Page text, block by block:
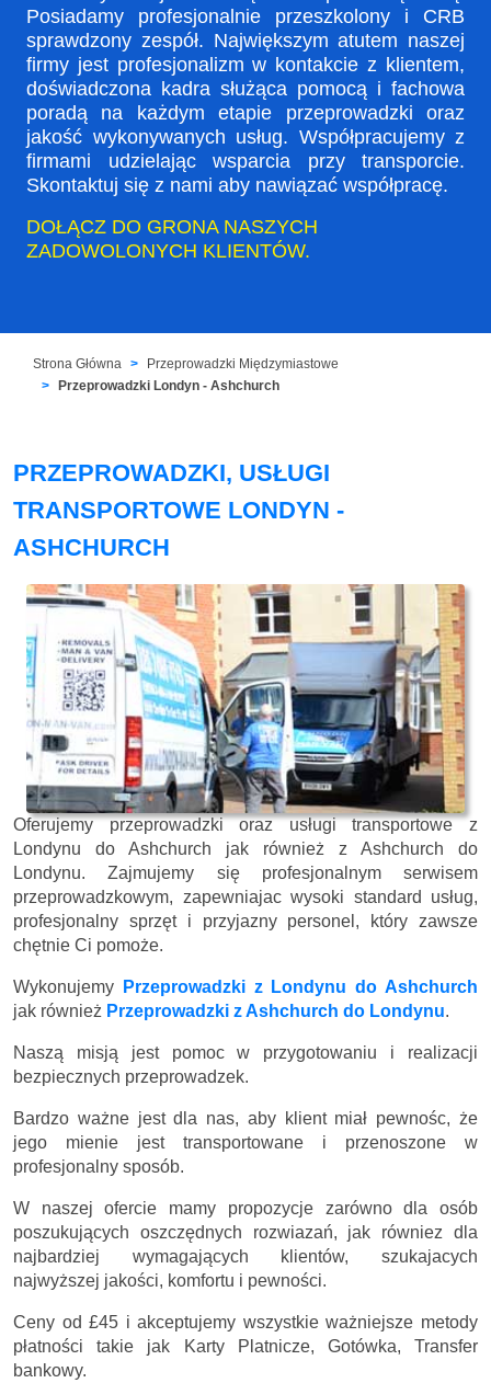
Posiadamy profesjonalnie przeszkolony i CRB
sprawdzony zespół. Największym atutem naszej
firmy jest profesjonalizm w kontakcie z klientem,
doświadczona kadra służąca pomocą i fachowa
poradą na każdym etapie przeprowadzki oraz
jakość wykonywanych usług. Współpracujemy z
firmami udzielając wsparcia przy transporcie.
Skontaktuj się z nami aby nawiązać współpracę.
DOŁĄCZ DO GRONA NASZYCH
ZADOWOLONYCH KLIENTÓW.
Strona Główna
Przeprowadzki Międzymiastowe
Przeprowadzki Londyn - Ashchurch
PRZEPROWADZKI, USŁUGI
TRANSPORTOWE LONDYN -
ASHCHURCH
Oferujemy przeprowadzki oraz usługi transportowe z
Londynu do Ashchurch jak również z Ashchurch do
Londynu. Zajmujemy się profesjonalnym serwisem
przeprowadzkowym, zapewniajac wysoki standard usług,
profesjonalny sprzęt i przyjazny personel, który zawsze
chętnie Ci pomoże.
Wykonujemy
Przeprowadzki z Londynu do Ashchurch
jak również Przeprowadzki z Ashchurch do Londynu.
Naszą misją jest pomoc w przygotowaniu i realizacji
bezpiecznych przeprowadzek.
Bardzo ważne jest dla nas, aby klient miał pewnośc, że
jego mienie jest transportowane i przenoszone w
profesjonalny sposób.
W naszej ofercie mamy propozycje zarówno dla osób
poszukujących oszczędnych rozwiazań, jak równiez dla
najbardziej wymagających klientów, szukajacych
najwyższej jakości, komfortu i pewności.
Ceny od £45 i akceptujemy wszystkie ważniejsze metody
płatności takie jak Karty Platnicze, Gotówka, Transfer
bankowy.